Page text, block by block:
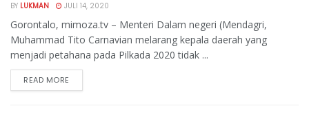
BY LUKMAN JULI 14, 2020
Gorontalo, mimoza.tv – Menteri Dalam negeri (Mendagri,
Muhammad Tito Carnavian melarang kepala daerah yang
menjadi petahana pada Pilkada 2020 tidak ...
READ MORE